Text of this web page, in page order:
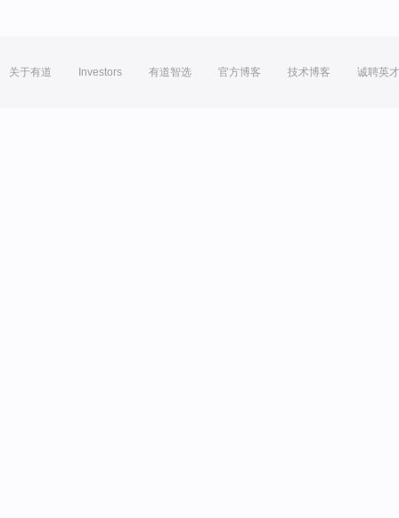
关于有道 Investors 有道智选 官方博客 技术博客 诚聘英才